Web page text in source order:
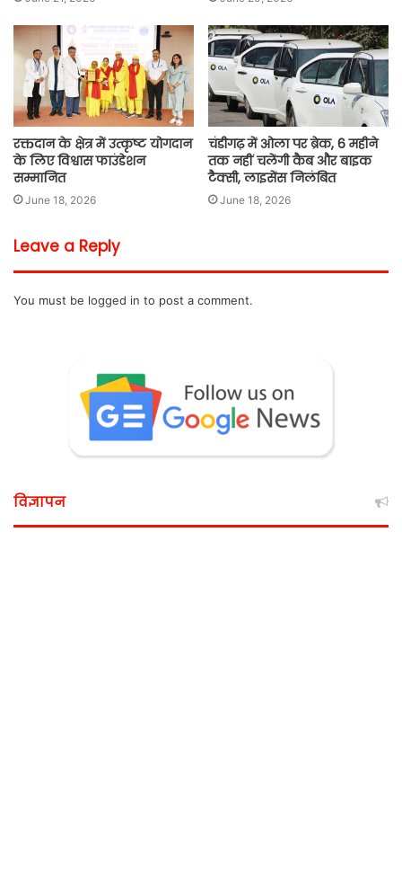
रक्तदान के क्षेत्र में उत्कृष्ट योगदान
के लिए विश्वास फाउंडेशन
सम्मानित
June 18, 2026
चंडीगढ़ में ओला पर ब्रेक, 6 महीने
तक नहीं चलेंगी कैब और बाइक
टैक्सी, लाइसेंस निलंबित
June 18, 2026
Leave a Reply
You must be logged in to post a comment.
विज्ञापन